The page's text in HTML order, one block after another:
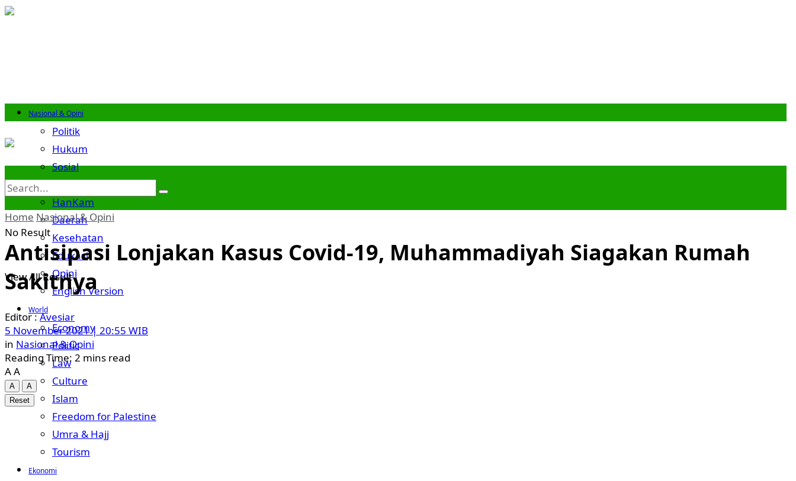
Nasional & Opini
Politik
Hukum
Sosial
Budaya
HanKam
Daerah
Kesehatan
Edukasi
Opini
English Version
World
Economy
Politic
Law
Culture
Islam
Freedom for Palestine
Umra & Hajj
Tourism
Ekonomi
No Result
View All Result
Home Nasional & Opini
Antisipasi Lonjakan Kasus Covid-19, Muhammadiyah Siagakan Rumah
Sakitnya
Avesiar
5 November 2021 | 20:55 WIB
in Nasional & Opini
Reading Time: 2 mins read
AA
A
A
Reset